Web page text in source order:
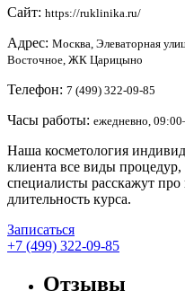
Сайт: https://ruklinika.ru/
Адрес: Москва, Элеваторная
Восточное, ЖК Царицыно
Телефон: 7 (499) 322-09-85
Часы работы: ежедневно,
Наша косметология
клиента все виды процедур,
специалисты расскажут
длительность курса.
Записаться
+7 (499) 322-09-85
Отзывы